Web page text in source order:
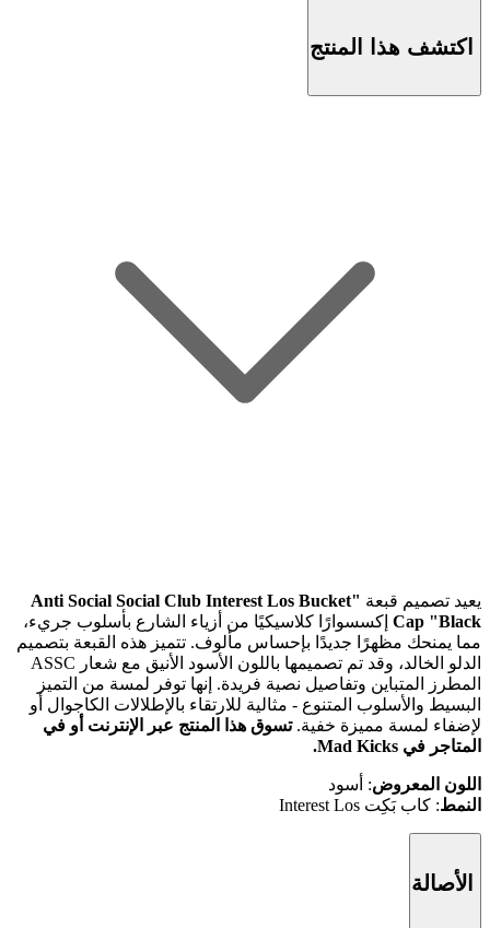
اكتشف هذا المنتج
يعيد تصميم قبعة
"Anti Social Social Club Interest Los Bucket
Cap "Black إكسسوارًا كلاسيكيًا من أزياء الشارع بأسلوب جريء،
مما يمنحك مظهرًا جديدًا بإحساس مألوف. تتميز هذه القبعة بتصميم
الدلو الخالد، وقد تم تصميمها باللون الأسود الأنيق مع شعار ASSC
المطرز المتباين وتفاصيل نصية فريدة. إنها توفر لمسة من التميز
البسيط والأسلوب المتنوع - مثالية للارتقاء بالإطلالات الكاجوال أو
لإضفاء لمسة مميزة خفية.تسوق هذا المنتج عبر الإنترنت أو في
المتاجر في Mad Kicks.
اللون المعروض: أسود
النمط: كاب بَكِت Interest Los
الأصالة